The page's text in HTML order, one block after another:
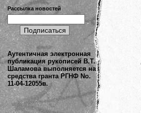
Рассылка новостей
Аутентичная электронная
публикация рукописей В.Т.
Шаламова выполняется на
средства гранта РГНФ No.
11-04-12055в.